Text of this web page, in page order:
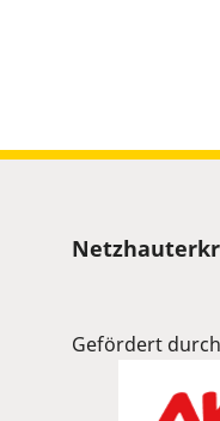
Sitemap
Gefördert